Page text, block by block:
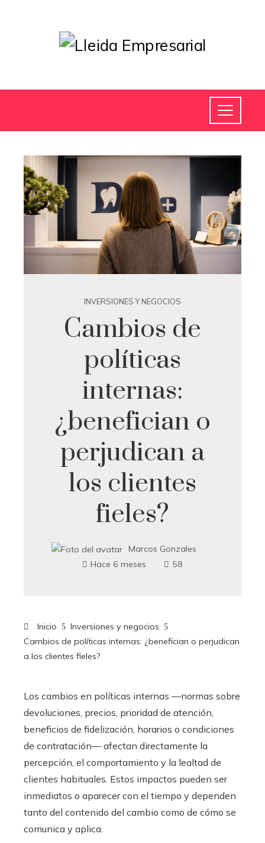
INVERSIONES Y NEGOCIOS
Cambios de
políticas
internas:
¿benefician o
perjudican a
los clientes
fieles?
Marcos Gonzales
Hace 6 meses
58
Inicio
Inversiones y negocios
Cambios de políticas internas: ¿benefician o perjudican
a los clientes fieles?
Los cambios en políticas internas —normas sobre
devoluciones, precios, prioridad de atención,
beneficios de fidelización, horarios o condiciones
de contratación— afectan directamente la
percepción, el comportamiento y la lealtad de
clientes habituales. Estos impactos pueden ser
inmediatos o aparecer con el tiempo y dependen
tanto del contenido del cambio como de cómo se
comunica y aplica.